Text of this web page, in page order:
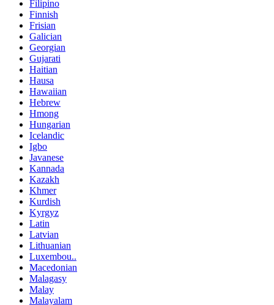
Filipino
Finnish
Frisian
Galician
Georgian
Gujarati
Haitian
Hausa
Hawaiian
Hebrew
Hmong
Hungarian
Icelandic
Igbo
Javanese
Kannada
Kazakh
Khmer
Kurdish
Kyrgyz
Latin
Latvian
Lithuanian
Luxembou..
Macedonian
Malagasy
Malay
Malayalam